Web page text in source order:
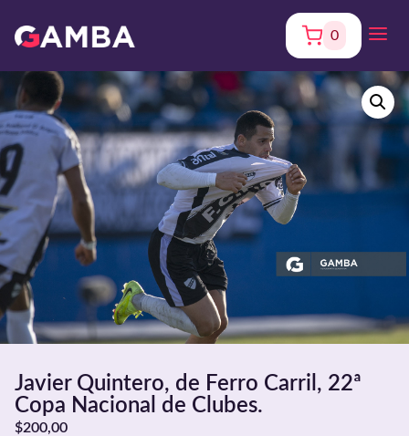
0
Javier Quintero, de Ferro Carril, 22ª
Copa Nacional de Clubes.
$200,00